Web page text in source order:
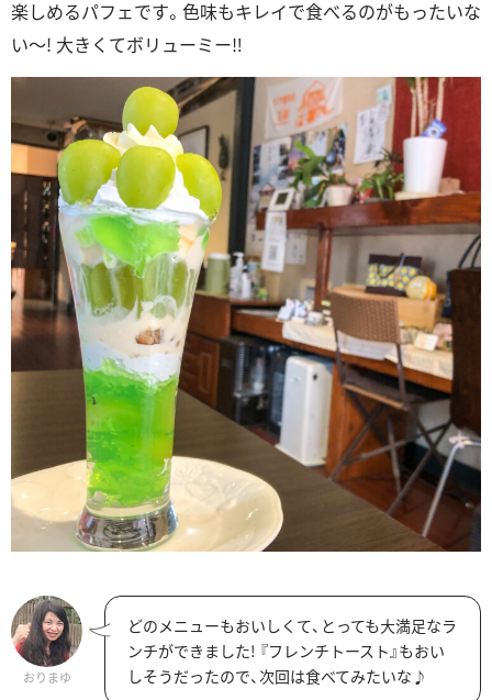
楽しめるパフェです。色味もキレイで食べるのがもったいな
い～! 大きくてボリューミー‼
おりまゆ
どのメニューもおいしくて、とっても大満足なラ
ンチができました! 『フレンチトースト』もおい
しそうだったので、次回は食べてみたいな♪